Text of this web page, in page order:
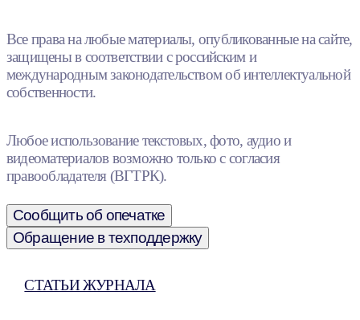
Все права на любые материалы, опубликованные на сайте,
защищены в соответствии с российским и
международным законодательством об интеллектуальной
собственности.
Любое использование текстовых, фото, аудио и
видеоматериалов возможно только с согласия
правообладателя (ВГТРК).
Сообщить об опечатке
Обращение в техподдержку
СТАТЬИ ЖУРНАЛА